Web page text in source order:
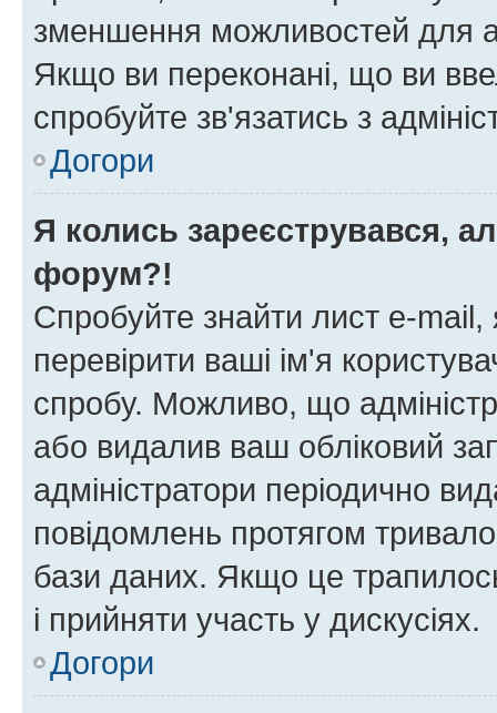
зменшення можливостей для
Якщо ви переконані, що ви
спробуйте зв'язатись з
Догори
Я колись зареєструвався,
форум?!
Спробуйте знайти лист e-mail,
перевірити ваші ім'я
спробу. Можливо, що
або видалив ваш обліковий
адміністратори періодично
повідомлень протягом
бази даних. Якщо це
і прийняти участь у дискусіях.
Догори